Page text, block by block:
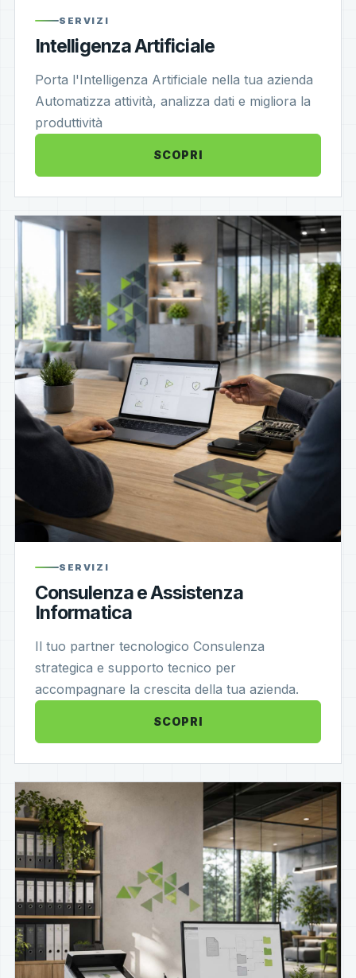
SERVIZI
Intelligenza Artificiale
Porta l'Intelligenza Artificiale nella tua azienda
Automatizza attività, analizza dati e migliora la
produttività
SCOPRI
SERVIZI
Consulenza e Assistenza
Informatica
Il tuo partner tecnologico Consulenza
strategica e supporto tecnico per
accompagnare la crescita della tua azienda.
SCOPRI